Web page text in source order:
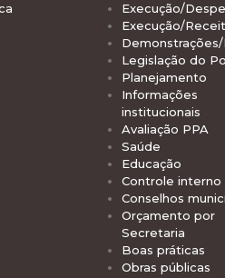
Execução/
Execução/
Legislação do
Planejamento
Informações
institucionais
Avaliação PPA
Saúde
Educação
Controle interno
Conselhos
Orçamento por
Secretaria
Boas práticas
Obras públicas